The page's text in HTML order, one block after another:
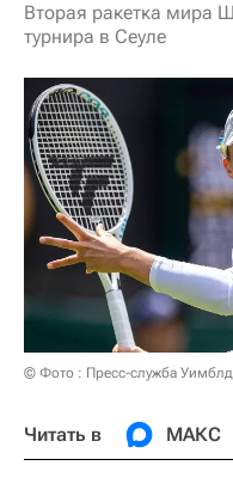
Вторая ракетка мира
турнира в Сеуле
© Фото : Пресс-служба
Читать в МАКС